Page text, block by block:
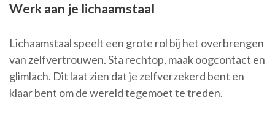
Werk aan je lichaamstaal
Lichaamstaal speelt een grote rol bij het overbrengen
van zelfvertrouwen. Sta rechtop, maak oogcontact en
glimlach. Dit laat zien dat je zelfverzekerd bent en
klaar bent om de wereld tegemoet te treden.